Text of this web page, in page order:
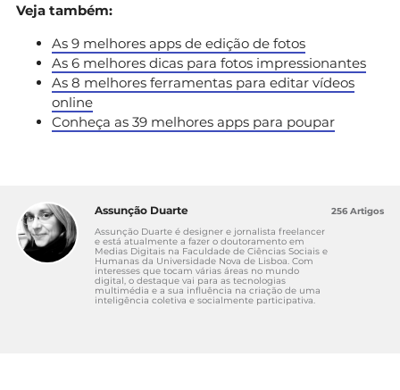
Veja também:
As 9 melhores apps de edição de fotos
As 6 melhores dicas para fotos impressionantes
As 8 melhores ferramentas para editar vídeos
online
Conheça as 39 melhores apps para poupar
Assunção Duarte
Assunção Duarte é designer e jornalista freelancer
e está atualmente a fazer o doutoramento em
Medias Digitais na Faculdade de Ciências Sociais e
Humanas da Universidade Nova de Lisboa. Com
interesses que tocam várias áreas no mundo
digital, o destaque vai para as tecnologias
multimédia e a sua influência na criação de uma
inteligência coletiva e socialmente participativa.
256 Artigos